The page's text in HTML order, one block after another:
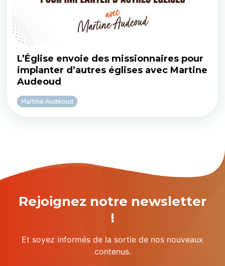
L’Église envoie des missionnaires pour
implanter d’autres églises avec Martine
Audeoud
Martine Audeoud
Rejoignez notre newsletter
!
Et soyez informés de la sortie de nos nouveaux
contenus.